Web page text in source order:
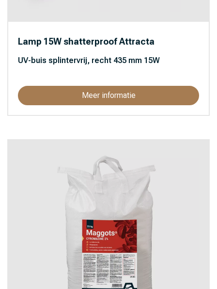
Lamp 15W shatterproof Attracta
UV-buis splintervrij, recht 435 mm 15W
Meer informatie